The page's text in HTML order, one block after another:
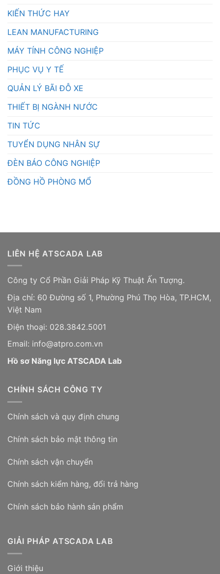
KIẾN THỨC HAY
LEAN MANUFACTURING
MÁY TÍNH CÔNG NGHIỆP
PHỤC VỤ Y TẾ
QUẢN LÝ BÃI ĐỖ XE
THIẾT BỊ NGÀNH NƯỚC
TIN TỨC
TUYỂN DỤNG NHÂN SỰ
ĐÈN BÁO CÔNG NGHIỆP
ĐỒNG HỒ PHÒNG MỔ
LIÊN HỆ ATSCADA LAB
Công ty Cổ Phần Giải Pháp Kỹ Thuật Ấn Tượng.
Địa chỉ: 60 Đường số 1, Phường Phú Thọ Hòa, TP.HCM,
Việt Nam
Điện thoại: 028.3842.5001
Email: info@atpro.com.vn
Hồ sơ Năng lực ATSCADA Lab
CHÍNH SÁCH CÔNG TY
Chính sách và quy định chung
Chính sách bảo mật thông tin
Chính sách vận chuyển
Chính sách kiểm hàng, đổi trả hàng
Chính sách bảo hành sản phẩm
GIẢI PHÁP ATSCADA LAB
Giới thiệu